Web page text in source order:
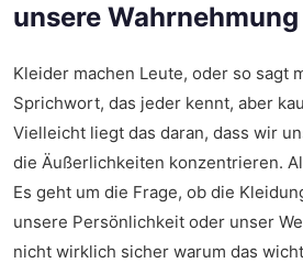
unsere
Kleider machen Leute, oder so sagt
Sprichwort, das jeder kennt, aber
Vielleicht liegt das daran, dass wir
die Äußerlichkeiten konzentrieren.
Es geht um die Frage, ob die
unsere Persönlichkeit oder unser
nicht wirklich sicher warum das